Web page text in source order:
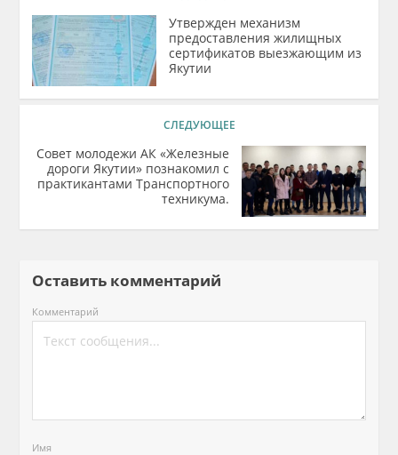
Утвержден механизм
предоставления жилищных
сертификатов выезжающим из
Якутии
СЛЕДУЮЩЕЕ
Совет молодежи АК «Железные
дороги Якутии» познакомил с
практикантами Транспортного
техникума.
Оставить комментарий
Комментарий
Имя